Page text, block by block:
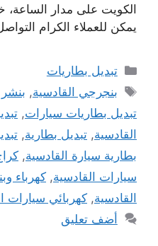
الكويت على مدار الساعة،
يمكن للعملاء الكرام
التصنيفات
تبديل بطاريات
الوسوم
بنجرجي القادسية, بنشر
تبديل بطاريات سيارات,
القادسية, تبديل بطارية,
بطارية سيارة القادسية,
سيارات القادسية, كهرباء
القادسية, كهربائي سيارات
أضف تعليق